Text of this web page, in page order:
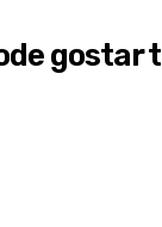
gostar